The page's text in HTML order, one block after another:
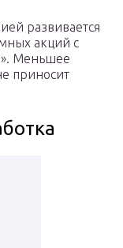
развивается
акций с
Меньшее
приносит